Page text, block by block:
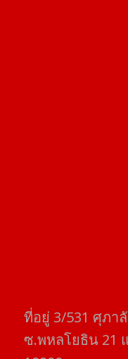
ที่อยู่​ 3/531​ ศุภา
ซ.พหลโยธิน​ 21​